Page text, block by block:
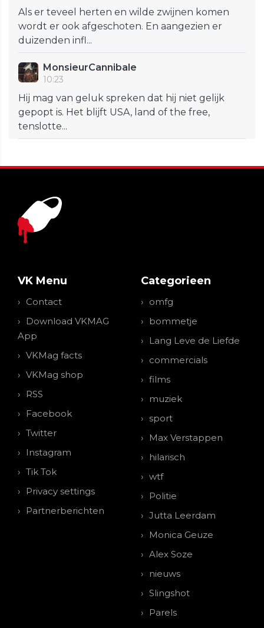
Als er teveel herten en wilde zwijnen komen
wordt er ook afgeschoten. En aangezien er
duizenden infl...
MonsieurCannibale
10:23
Hij mag van geluk spreken dat hij niet gelijk
gepopt is. Het blijft USA, land of the free,
tenslotte...
VK Menu
Contact
Download VKMAG
App
VKMag facts
VKMag shop
RSS
Facebook
Twitter
Instagram
Tik Tok
Privacy settings
Partnerberichten
Categorieen
omfg
bommetje
Lang Leve de Liefde
commercials
films
muziek
sport
Max Verstappen
hilarisch
wtf
Politie
Jutta Leerdam
Monica Geuze
Alex Soze
nieuws
Slingshot
Parels